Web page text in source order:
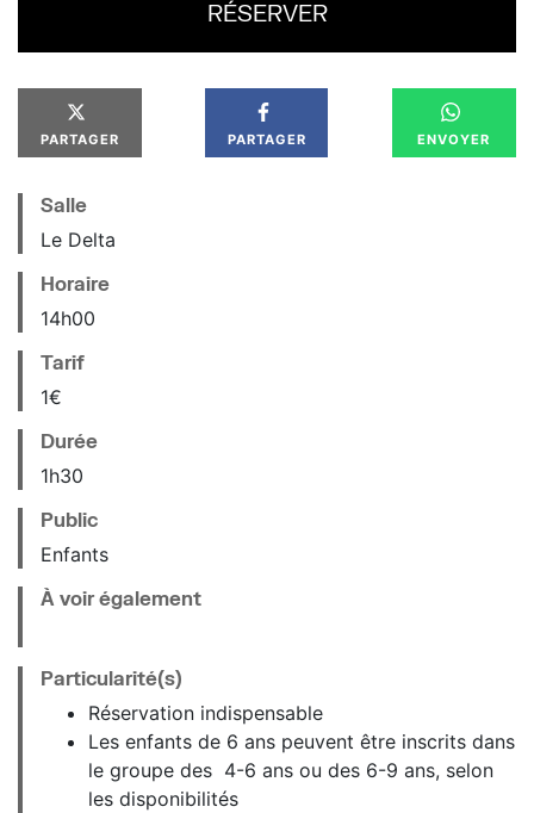
RÉSERVER
PARTAGER PARTAGER ENVOYER
Salle
Le Delta
Horaire
14h00
Tarif
1€
Durée
1h30
Public
Enfants
À voir également
Particularité(s)
Réservation indispensable
Les enfants de 6 ans peuvent être inscrits dans
le groupe des 4-6 ans ou des 6-9 ans, selon
les disponibilités